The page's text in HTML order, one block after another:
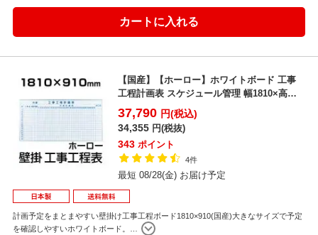
【国産】【ホーロー】ホワイトボード 工事
工程計画表 スケジュール管理 幅1810×高さ
910mm
37,790 円(税込)
34,355 円(税抜)
343 ポイント
4件
最短 08/28(金) お届け予定
計画予定をまとまやすい壁掛け工事工程ボード1810×910(国産)大きなサイズで予定
を確認しやすいホワイトボード。